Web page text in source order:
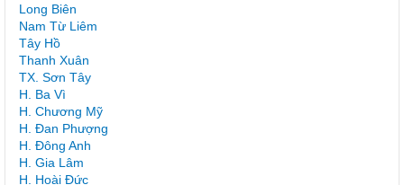
Long Biên
Nam Từ Liêm
Tây Hồ
Thanh Xuân
TX. Sơn Tây
H. Ba Vì
H. Chương Mỹ
H. Đan Phượng
H. Đông Anh
H. Gia Lâm
H. Hoài Đức